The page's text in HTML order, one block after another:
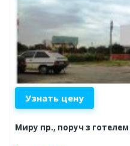
Узнать цену
Миру пр., поруч з готелем